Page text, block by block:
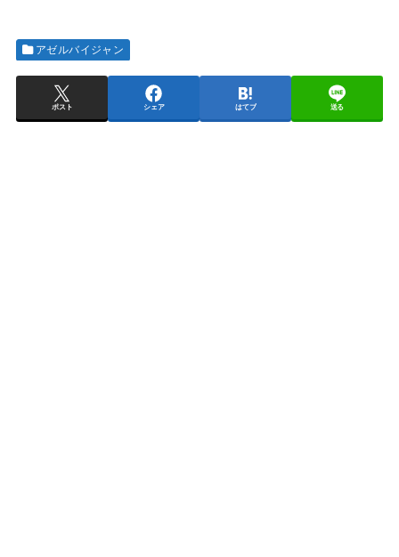
アゼルバイジャン
ポスト シェア はてブ 送る